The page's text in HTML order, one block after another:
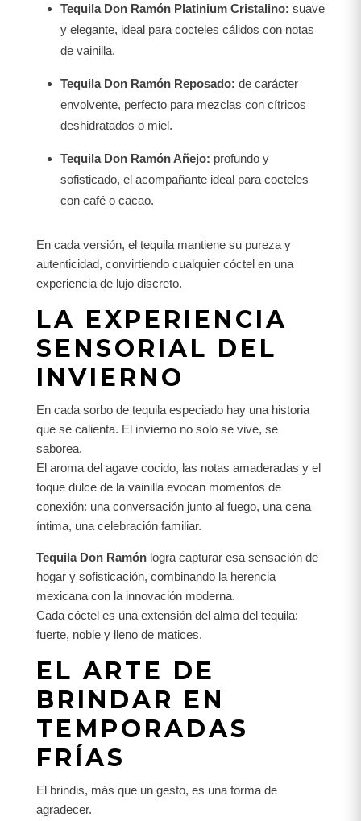
Tequila Don Ramón Platinium Cristalino: suave
y elegante, ideal para cocteles cálidos con notas
de vainilla.
Tequila Don Ramón Reposado: de carácter
envolvente, perfecto para mezclas con cítricos
deshidratados o miel.
Tequila Don Ramón Añejo: profundo y
sofisticado, el acompañante ideal para cocteles
con café o cacao.
En cada versión, el tequila mantiene su pureza y
autenticidad, convirtiendo cualquier cóctel en una
experiencia de lujo discreto.
LA EXPERIENCIA
SENSORIAL DEL
INVIERNO
En cada sorbo de tequila especiado hay una historia
que se calienta. El invierno no solo se vive, se
saborea.
El aroma del agave cocido, las notas amaderadas y el
toque dulce de la vainilla evocan momentos de
conexión: una conversación junto al fuego, una cena
íntima, una celebración familiar.
Tequila Don Ramón logra capturar esa sensación de
hogar y sofisticación, combinando la herencia
mexicana con la innovación moderna.
Cada cóctel es una extensión del alma del tequila:
fuerte, noble y lleno de matices.
EL ARTE DE
BRINDAR EN
TEMPORADAS
FRÍAS
El brindis, más que un gesto, es una forma de
agradecer.